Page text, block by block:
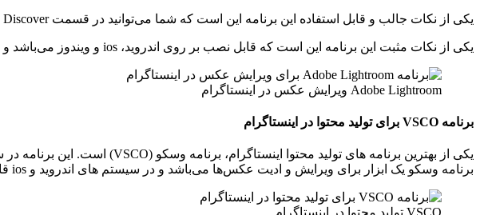
یکی از نکات جالب و قابل استفاده این برنامه این است که شما می‌توانید در قسمت Discover این برنامه تمامی ادیت‌ها و عکس‌های کاربران و مخاطبین را مشاهده کنید و از ادیت‌ها ایده‌ های جذابی بگیرید.
یکی از نکات مثبت این برنامه این است که قابل نصب بر روی اندروید، ios و ویندوز می‌باشد و کثر سایت‌های
Adobe Lightroom ویرایش عکس در اینستاگرام
برنامه VSCO برای تولید محتوا در اینستاگرام
برنامه وسکو یک ابزار برای ویرایش و ادیت عکس‌ها می‌باشد و در سیستم های اندروید و ios قابل نصب می‌باشد.